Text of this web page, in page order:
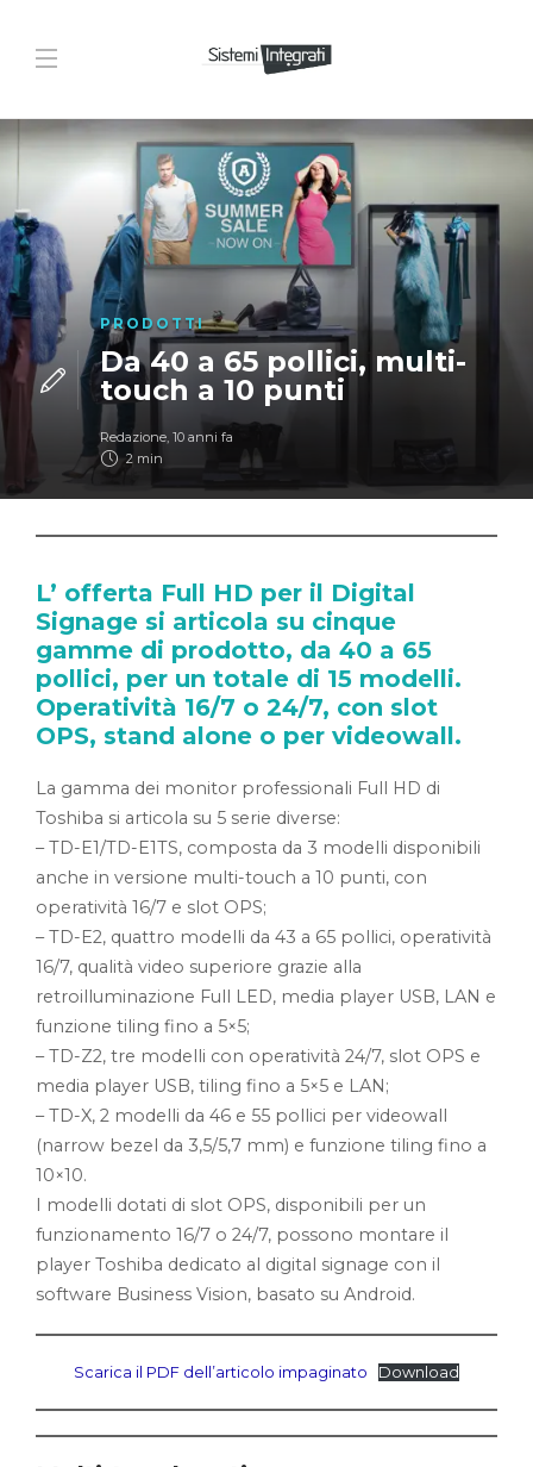
PRODOTTI
Da 40 a 65 pollici, multi-
touch a 10 punti
Redazione, 10 anni fa
2 min
L’ offerta Full HD per il Digital
Signage si articola su cinque
gamme di prodotto, da 40 a 65
pollici, per un totale di 15 modelli.
Operatività 16/7 o 24/7, con slot
OPS, stand alone o per videowall.
La gamma dei monitor professionali Full HD di
Toshiba si articola su 5 serie diverse:
– TD-E1/TD-E1TS, composta da 3 modelli disponibili
anche in versione multi-touch a 10 punti, con
operatività 16/7 e slot OPS;
– TD-E2, quattro modelli da 43 a 65 pollici, operatività
16/7, qualità video superiore grazie alla
retroilluminazione Full LED, media player USB, LAN e
funzione tiling fino a 5×5;
– TD-Z2, tre modelli con operatività 24/7, slot OPS e
media player USB, tiling fino a 5×5 e LAN;
– TD-X, 2 modelli da 46 e 55 pollici per videowall
(narrow bezel da 3,5/5,7 mm) e funzione tiling fino a
10×10.
I modelli dotati di slot OPS, disponibili per un
funzionamento 16/7 o 24/7, possono montare il
player Toshiba dedicato al digital signage con il
software Business Vision, basato su Android.
Scarica il PDF dell’articolo impaginato Download